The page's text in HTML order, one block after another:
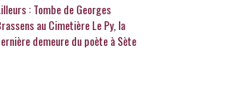
: Tombe de Georges
au Cimetière Le Py, la
demeure du poète à Sète